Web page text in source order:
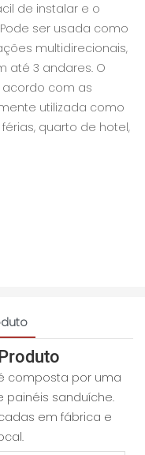
de instalar e o
ser usada como
multidirecionais,
até 3 andares. O
acordo com as
utilizada como
quarto de hotel,
composta por uma
painéis sanduíche.
em fábrica e